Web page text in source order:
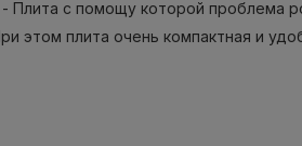
- Плита с помощу которой проблема
этом плита очень компактная и